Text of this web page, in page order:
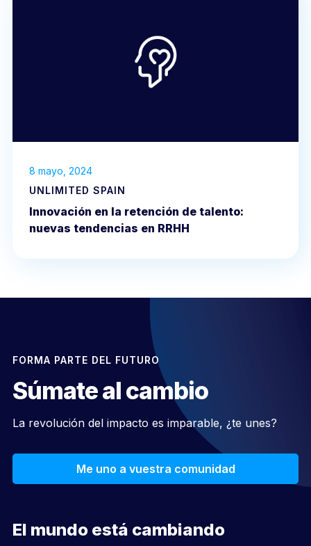
8 mayo, 2024
UNLIMITED SPAIN
Innovación en la retención de talento:
nuevas tendencias en RRHH
FORMA PARTE DEL FUTURO
Súmate al cambio
La revolución del impacto es imparable, ¿te unes?
Me uno a vuestra comunidad
El mundo está cambiando